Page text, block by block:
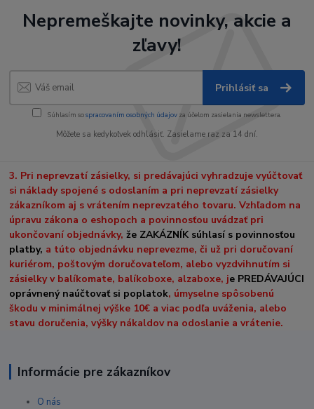
Nepremeškajte novinky, akcie a
zľavy!
Prihlásiť sa
Súhlasím sospracovaním osobných údajov za účelom zasielania newslettera.
Môžete sa kedykoľvek odhlásiť. Zasielame raz za 14 dní.
3. Pri neprevzatí zásielky, si predávajúci vyhradzuje vyúčtovať
si náklady spojené s odoslaním a pri neprevzatí zásielky
zákazníkom aj s vrátením neprevzatého tovaru. Vzhľadom na
úpravu zákona o eshopoch a povinnosťou uvádzať pri
ukončovaní objednávky,že ZAKÁZNÍK súhlasí s povinnosťou
platby, a túto objednávku neprevezme, či už pri doručovaní
kuriérom, poštovým doručovateľom, alebo vyzdvihnutím si
zásielky v balíkomate, balíkoboxe, alzaboxe, je PREDÁVAJÚCI
oprávnený naúčtovať si poplatok, úmyselne spôsobenú
škodu v minimálnej výške 10€ a viac podľa uváženia, alebo
stavu doručenia, výšky nákaldov na odoslanie a vrátenie.
Informácie pre zákazníkov
O nás